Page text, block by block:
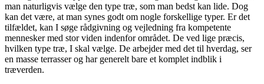
man naturligvis vælge den type træ, som man bedst kan lide. Dog
kan det være, at man synes godt om nogle forskellige typer. Er det
tilfældet, kan I søge rådgivning og vejledning fra kompetente
mennesker med stor viden indenfor området. De ved lige præcis,
hvilken type træ, I skal vælge. De arbejder med det til hverdag, ser
en masse terrasser og har generelt bare et komplet indblik i
træverden.